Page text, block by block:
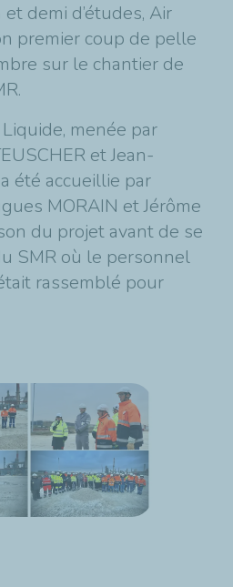
demi d’études, Air
premier coup de pelle
sur le chantier de
menée par
et Jean-
été accueillie par
MORAIN et Jérôme
du projet avant de se
SMR où le personnel
rassemblé pour